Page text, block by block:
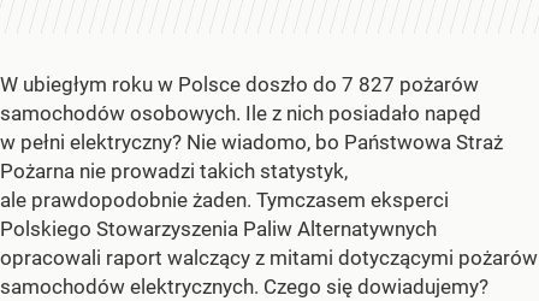
W ubiegłym roku w Polsce doszło do 7 827 pożarów
samochodów osobowych. Ile z nich posiadało napęd
w pełni elektryczny? Nie wiadomo, bo Państwowa Straż
Pożarna nie prowadzi takich statystyk,
ale prawdopodobnie żaden. Tymczasem eksperci
Polskiego Stowarzyszenia Paliw Alternatywnych
opracowali raport walczący z mitami dotyczącymi pożarów
samochodów elektrycznych. Czego się dowiadujemy?